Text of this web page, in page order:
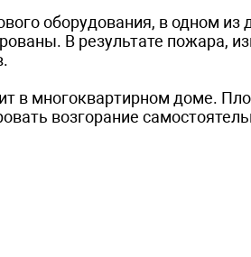
оборудования, в одном из
В результате пожара,
в многоквартирном доме.
возгорание